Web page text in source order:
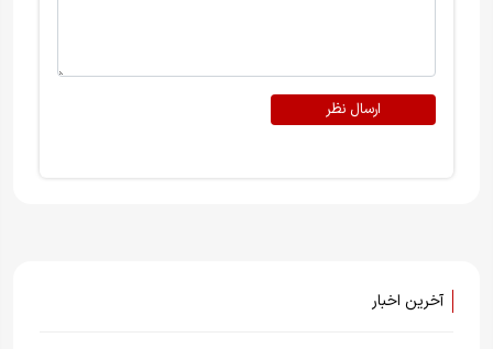
ارسال نظر
آخرین اخبار